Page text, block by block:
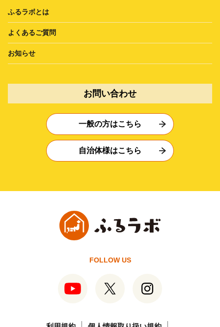
ふるラボとは
よくあるご質問
お知らせ
お問い合わせ
一般の方はこちら
自治体様はこちら
FOLLOW US